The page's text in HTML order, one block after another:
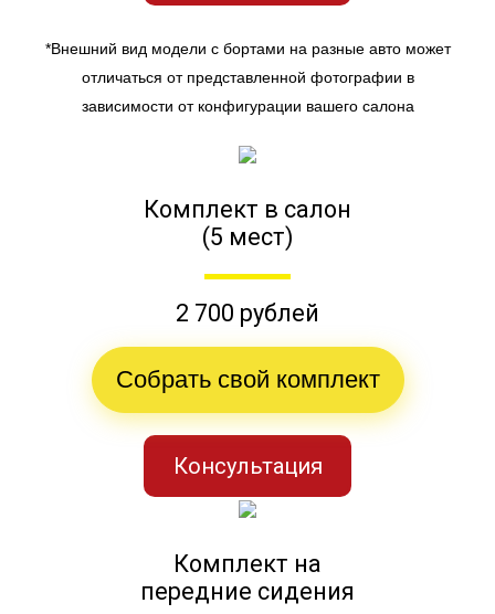
*Внешний вид модели с бортами на разные авто может
отличаться от представленной фотографии в
зависимости от конфигурации вашего салона
Комплект в салон
(5 мест)
2 700 рублей
Собрать свой комплект
Консультация
Комплект на
передние сидения